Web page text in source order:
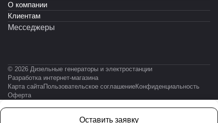
Оставить заявку
О компании
Клиентам
Месседжеры
© 2026 Дизельные генераторы и электростанции
Разработка интернет-магазина
Карта сайтаПользовательское соглашениеКонфиденциальность
Оферта